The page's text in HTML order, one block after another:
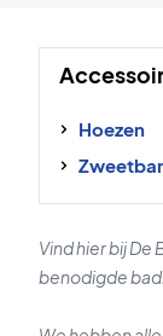
Hoezen
Vind hier bij De
benodigde